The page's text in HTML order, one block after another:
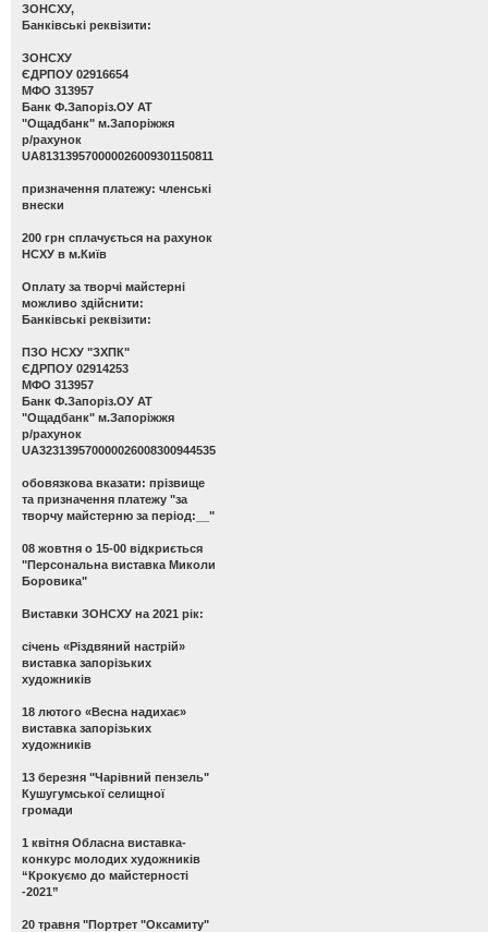
ЗОНСХУ,
Банківські реквізити:
ЗОНСХУ
ЄДРПОУ 02916654
МФО 313957
Банк Ф.Запоріз.ОУ АТ
"Ощадбанк" м.Запоріжжя
р/рахунок
UA813139570000026009301150811
призначення платежу: членські
внески
200 грн сплачується на рахунок
НСХУ в м.Київ
Оплату за творчі майстерні
можливо здійснити:
Банківські реквізити:
ПЗО НСХУ "ЗХПК"
ЄДРПОУ 02914253
МФО 313957
Банк Ф.Запоріз.ОУ АТ
"Ощадбанк" м.Запоріжжя
р/рахунок
UA323139570000026008300944535
обовязкова вказати: прізвище
та призначення платежу "за
творчу майстерню за період:__"
08 жовтня о 15-00 відкриється
"Персональна виставка Миколи
Боровика"
Виставки ЗОНСХУ на 2021 рік:
січень «Різдвяний настрій»
виставка запорізьких
художників
18 лютого «Весна надихає»
виставка запорізьких
художників
13 березня "Чарівний пензель"
Кушугумської селищної
громади
1 квітня Обласна виставка-
конкурс молодих художників
“Крокуємо до майстерності
-2021”
20 травня "Портрет "Оксамиту"